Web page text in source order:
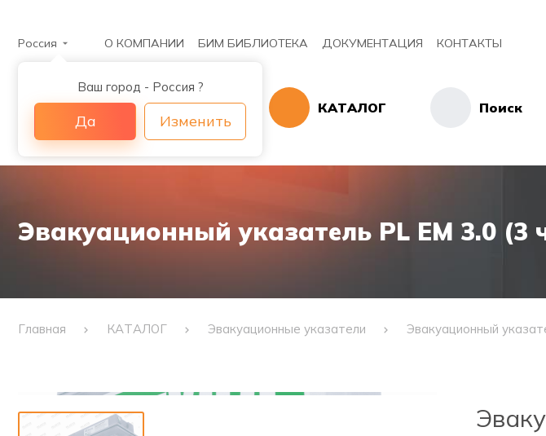
Россия
Ваш город - Россия ?
Да Изменить
О КОМПАНИИ БИМ БИБЛИОТЕКА ДОКУМЕНТАЦИЯ КОНТАКТЫ
КАТАЛОГ Поиск
Эвакуационный указатель PL EM 3.0 (3
Главная КАТАЛОГ Эвакуационные указатели Эвакуационный